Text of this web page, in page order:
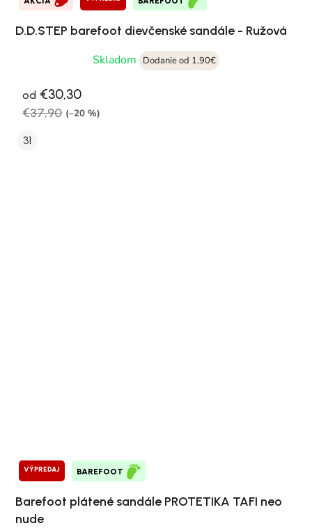
D.D.STEP barefoot dievčenské sandále - Ružová
Skladom
Dodanie od 1,90€
od €30,30
€37,90 (–20 %)
31
VÝPREDAJ BAREFOOT
Barefoot plátené sandále PROTETIKA TAFI neo
nude